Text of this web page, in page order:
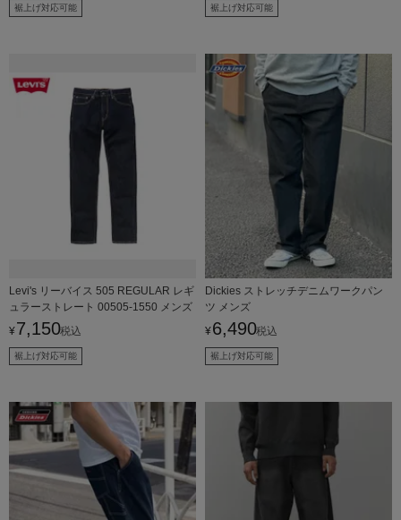
裾上げ対応可能 裾上げ対応可能
Levi's リーバイス 505 REGULAR レギ
ュラーストレート 00505-1550 メンズ
¥ 7,150税込
裾上げ対応可能
Dickies ストレッチデニムワークパン
ツ メンズ
¥ 6,490税込
裾上げ対応可能